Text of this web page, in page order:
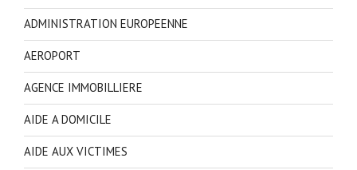
ADMINISTRATION EUROPEENNE
AEROPORT
AGENCE IMMOBILLIERE
AIDE A DOMICILE
AIDE AUX VICTIMES